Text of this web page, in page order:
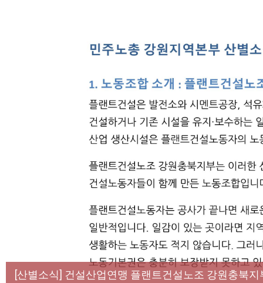
[성명] 막을 수 있었던 죽음, HL만도가 책임져라 : 청
[산별소식] 건설산업연맹 플랜트건설노조 강원충북지
[강릉,속초,원주,춘천] 폭염감시단 사업 이모저모
[조합원☆인터뷰] 서비스연맹 전국학교비정규직노동
[본부소식] 강원지역 노동자 합창단 모임